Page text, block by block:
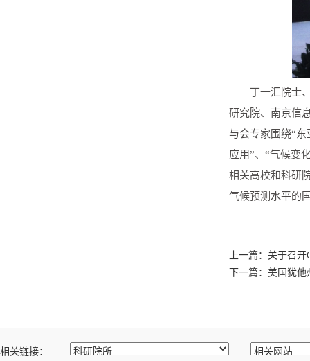
丁一汇院士
研究院、南京信
与会专家围绕“
应用”、“气候变
相关高校和科研
气候预测水平的
上一篇：关于召
下一篇：美国犹
相关链接：